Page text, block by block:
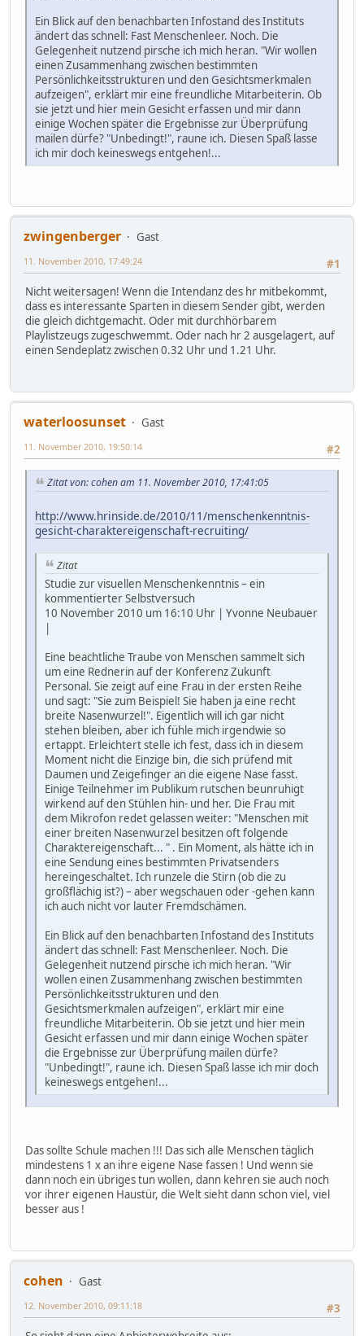
Ein Blick auf den benachbarten Infostand des Instituts
ändert das schnell: Fast Menschenleer. Noch. Die
Gelegenheit nutzend pirsche ich mich heran. "Wir wollen
einen Zusammenhang zwischen bestimmten
Persönlichkeitsstrukturen und den Gesichtsmerkmalen
aufzeigen", erklärt mir eine freundliche Mitarbeiterin. Ob
sie jetzt und hier mein Gesicht erfassen und mir dann
einige Wochen später die Ergebnisse zur Überprüfung
mailen dürfe? "Unbedingt!", raune ich. Diesen Spaß lasse
ich mir doch keineswegs entgehen!...
zwingenberger
Gast
#1
11. November 2010, 17:49:24
Nicht weitersagen! Wenn die Intendanz des hr mitbekommt,
dass es interessante Sparten in diesem Sender gibt, werden
die gleich dichtgemacht. Oder mit durchhörbarem
Playlistzeugs zugeschwemmt. Oder nach hr 2 ausgelagert, auf
einen Sendeplatz zwischen 0.32 Uhr und 1.21 Uhr.
waterloosunset
Gast
#2
11. November 2010, 19:50:14
Zitat von: cohen am 11. November 2010, 17:41:05
http://www.hrinside.de/2010/11/menschenkenntnis-
gesicht-charaktereigenschaft-recruiting/
Zitat
Studie zur visuellen Menschenkenntnis – ein
kommentierter Selbstversuch
10 November 2010 um 16:10 Uhr | Yvonne Neubauer
|
Eine beachtliche Traube von Menschen sammelt sich
um eine Rednerin auf der Konferenz Zukunft
Personal. Sie zeigt auf eine Frau in der ersten Reihe
und sagt: "Sie zum Beispiel! Sie haben ja eine recht
breite Nasenwurzel!". Eigentlich will ich gar nicht
stehen bleiben, aber ich fühle mich irgendwie so
ertappt. Erleichtert stelle ich fest, dass ich in diesem
Moment nicht die Einzige bin, die sich prüfend mit
Daumen und Zeigefinger an die eigene Nase fasst.
Einige Teilnehmer im Publikum rutschen beunruhigt
wirkend auf den Stühlen hin- und her. Die Frau mit
dem Mikrofon redet gelassen weiter: "Menschen mit
einer breiten Nasenwurzel besitzen oft folgende
Charaktereigenschaft... " . Ein Moment, als hätte ich in
eine Sendung eines bestimmten Privatsenders
hereingeschaltet. Ich runzele die Stirn (ob die zu
großflächig ist?) – aber wegschauen oder -gehen kann
ich auch nicht vor lauter Fremdschämen.
Ein Blick auf den benachbarten Infostand des Instituts
ändert das schnell: Fast Menschenleer. Noch. Die
Gelegenheit nutzend pirsche ich mich heran. "Wir
wollen einen Zusammenhang zwischen bestimmten
Persönlichkeitsstrukturen und den
Gesichtsmerkmalen aufzeigen", erklärt mir eine
freundliche Mitarbeiterin. Ob sie jetzt und hier mein
Gesicht erfassen und mir dann einige Wochen später
die Ergebnisse zur Überprüfung mailen dürfe?
"Unbedingt!", raune ich. Diesen Spaß lasse ich mir doch
keineswegs entgehen!...
Das sollte Schule machen !!! Das sich alle Menschen täglich
mindestens 1 x an ihre eigene Nase fassen ! Und wenn sie
dann noch ein übriges tun wollen, dann kehren sie auch noch
vor ihrer eigenen Haustür, die Welt sieht dann schon viel, viel
besser aus !
cohen
Gast
#3
12. November 2010, 09:11:18